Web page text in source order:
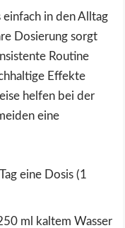
in den Alltag
Dosierung sorgt
Routine
Effekte
helfen bei der
eine
eine Dosis (1
ml kaltem Wasser